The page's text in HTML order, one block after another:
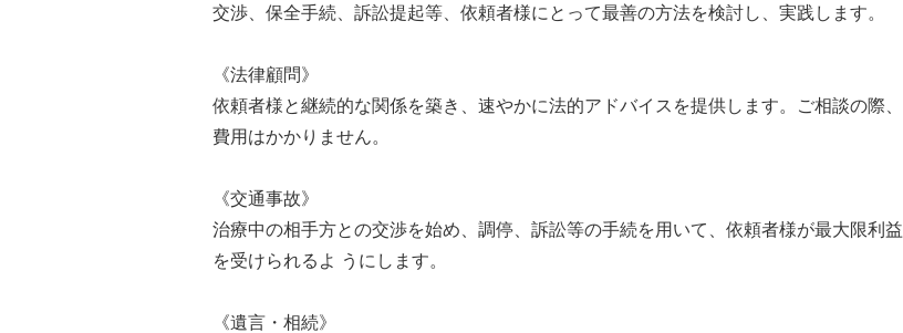
交渉、保全手続、訴訟提起等、依頼者様にとって最善の方法を検討し、実践します。
《法律顧問》
依頼者様と継続的な関係を築き、速やかに法的アドバイスを提供します。ご相談の際、
費用はかかりません。
《交通事故》
治療中の相手方との交渉を始め、調停、訴訟等の手続を用いて、依頼者様が最大限利益
を受けられるよ うにします。
《遺言・相続》